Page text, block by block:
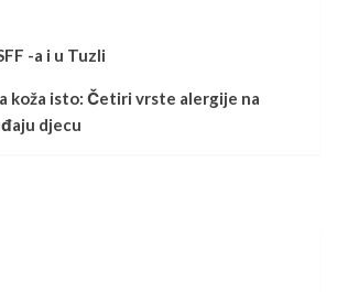
-a i u Tuzli
koža isto: Četiri vrste alergije na
djecu